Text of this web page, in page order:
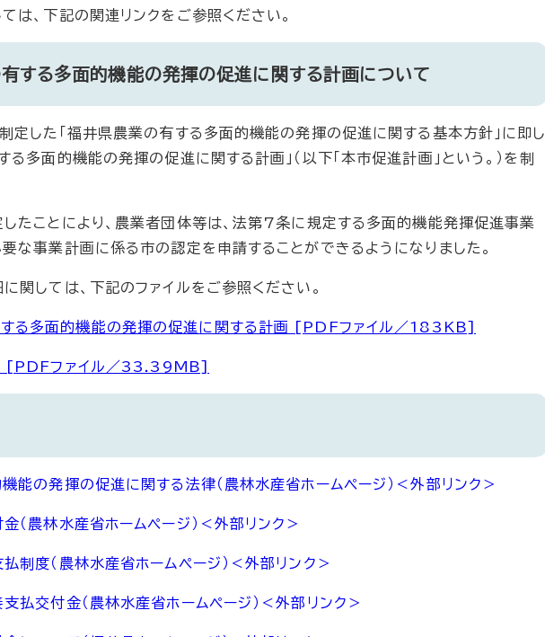
は、下記の関連リンクをご参照ください。
する多面的機能の発揮の促進に関する計画について
定した「福井県農業の有する多面的機能の発揮の促進に関する基本方針」に即し
る多面的機能の発揮の促進に関する計画」（以下「本市促進計画」という。）を制
たことにより、農業者団体等は、法第7条に規定する多面的機能発揮促進事業
な事業計画に係る市の認定を申請することができるようになりました。
関しては、下記のファイルをご参照ください。
る多面的機能の発揮の促進に関する計画 [PDFファイル／183KB]
[PDFファイル／33.39MB]
能の発揮の促進に関する法律（農林水産省ホームページ） ＜外部リンク＞
（農林水産省ホームページ） ＜外部リンク＞
制度（農林水産省ホームページ） ＜外部リンク＞
払交付金（農林水産省ホームページ） ＜外部リンク＞